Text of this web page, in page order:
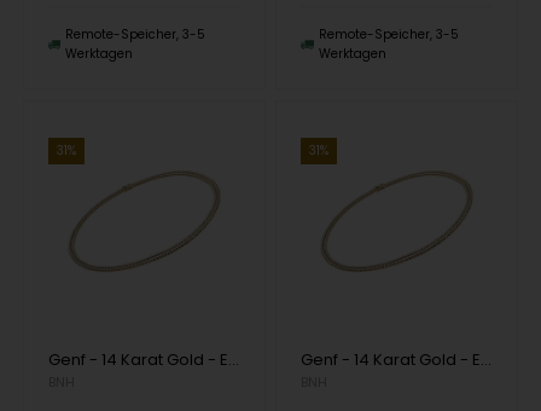
Remote-Speicher, 3-5
Werktagen
Remote-Speicher, 3-5
Werktagen
31%
Genf - 14 Karat Gold - Erhältlich in verschiedenen Breiten und Längen
31%
Genf - 14 Karat Gold - Erhältlich in verschiedenen Breiten und Längen